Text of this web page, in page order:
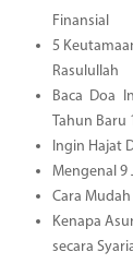
Finansial
5
Rasulullah
Baca Doa
Tahun Baru
Ingin Hajat
Mengenal 9
Cara
Kenapa
secara